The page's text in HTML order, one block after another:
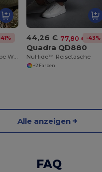
Traditioneller Ölscheibe Waschbeutel
44,26 € 77,80 € -43%
Quadra QD880
NuHide™ Reisetasche
+2 Farben
Alle anzeigen
FAQ